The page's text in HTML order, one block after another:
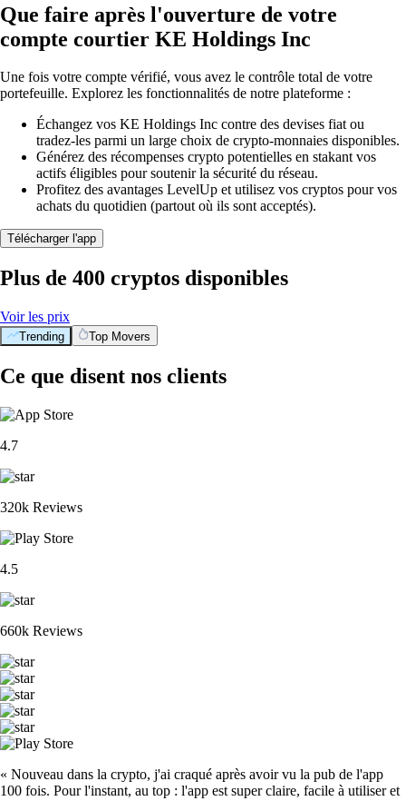
Que faire après l'ouverture de votre
compte courtier KE Holdings Inc
Une fois votre compte vérifié, vous avez le contrôle total de votre
portefeuille. Explorez les fonctionnalités de notre plateforme :
Échangez vos KE Holdings Inc contre des devises fiat ou
tradez-les parmi un large choix de crypto-monnaies disponibles.
Générez des récompenses crypto potentielles en stakant vos
actifs éligibles pour soutenir la sécurité du réseau.
Profitez des avantages LevelUp et utilisez vos cryptos pour vos
achats du quotidien (partout où ils sont acceptés).
Télécharger l'app
Plus de 400 cryptos disponibles
Voir les prix
Trending Top Movers
Ce que disent nos clients
4.7
320k Reviews
4.5
660k Reviews
« Nouveau dans la crypto, j'ai craqué après avoir vu la pub de l'app
100 fois. Pour l'instant, au top : l'app est super claire, facile à utiliser et